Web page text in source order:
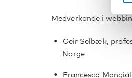
Medverkande i
Geir Selbæk,
Norge
Francesca